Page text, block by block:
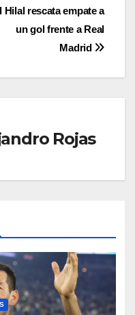
Hilal rescata empate a
un gol frente a Real
Madrid
Rojas